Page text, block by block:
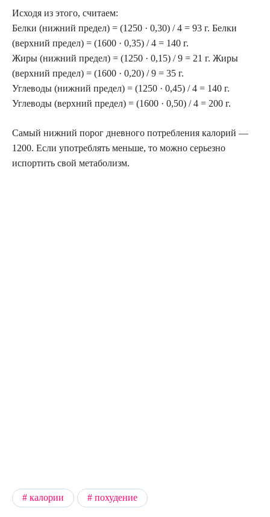
Исходя из этого, считаем:
Белки (нижний предел) = (1250 · 0,30) / 4 = 93 г. Белки
(верхний предел) = (1600 · 0,35) / 4 = 140 г.
Жиры (нижний предел) = (1250 · 0,15) / 9 = 21 г. Жиры
(верхний предел) = (1600 · 0,20) / 9 = 35 г.
Углеводы (нижний предел) = (1250 · 0,45) / 4 = 140 г.
Углеводы (верхний предел) = (1600 · 0,50) / 4 = 200 г.
Самый нижний порог дневного потребления калорий —
1200. Если употреблять меньше, то можно серьезно
испортить свой метаболизм.
калории похудение